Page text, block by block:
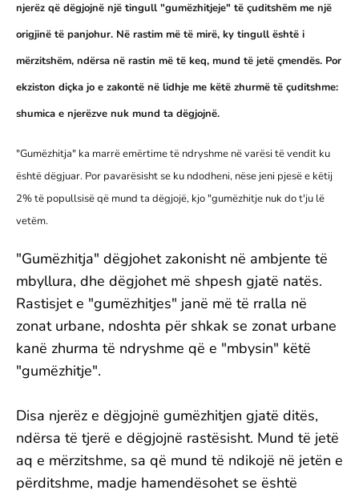
njerëz që dëgjojnë një tingull "gumëzhitjeje" të çuditshëm me një
origjinë të panjohur. Në rastim më të mirë, ky tingull është i
mërzitshëm, ndërsa në rastin më të keq, mund të jetë çmendës. Por
ekziston diçka jo e zakontë në lidhje me këtë zhurmë të çuditshme:
shumica e njerëzve nuk mund ta dëgjojnë.
"Gumëzhitja" ka marrë emërtime të ndryshme në varësi të vendit ku
është dëgjuar. Por pavarësisht se ku ndodheni, nëse jeni pjesë e këtij
2% të popullsisë që mund ta dëgjojë, kjo "gumëzhitje nuk do t'ju lë
vetëm.
"Gumëzhitja" dëgjohet zakonisht në ambjente të
mbyllura, dhe dëgjohet më shpesh gjatë natës.
Rastisjet e "gumëzhitjes" janë më të rralla në
zonat urbane, ndoshta për shkak se zonat urbane
kanë zhurma të ndryshme që e "mbysin" këtë
"gumëzhitje".
Disa njerëz e dëgjojnë gumëzhitjen gjatë ditës,
ndërsa të tjerë e dëgjojnë rastësisht. Mund të jetë
aq e mërzitshme, sa që mund të ndikojë në jetën e
përditshme, madje hamendësohet se është